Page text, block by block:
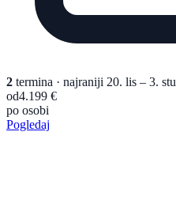
2 termina · najraniji 20. lis – 3. stu
od4.199 €
po osobi
Pogledaj